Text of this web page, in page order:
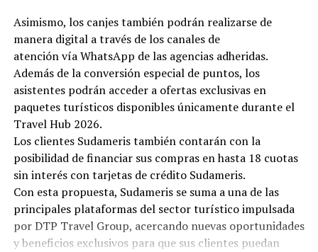
Asimismo, los canjes también podrán realizarse de
manera digital a través de los canales de
atención vía WhatsApp de las agencias adheridas.
Además de la conversión especial de puntos, los
asistentes podrán acceder a ofertas exclusivas en
paquetes turísticos disponibles únicamente durante el
Travel Hub 2026.
Los clientes Sudameris también contarán con la
posibilidad de financiar sus compras en hasta 18 cuotas
sin interés con tarjetas de crédito Sudameris.
Con esta propuesta, Sudameris se suma a una de las
principales plataformas del sector turístico impulsada
por DTP Travel Group, acercando nuevas oportunidades
y beneficios exclusivos para que sus clientes puedan